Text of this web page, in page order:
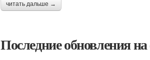
читать дальше →
Последние обновления на